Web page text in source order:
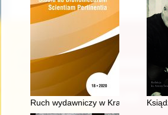
Ruch wydawniczy w Krakowie w